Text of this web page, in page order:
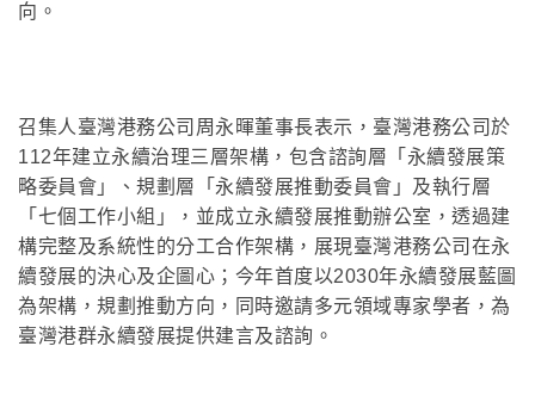
向。
召集人臺灣港務公司周永暉董事長表示，臺灣港務公司於
112年建立永續治理三層架構，包含諮詢層「永續發展策
略委員會」、規劃層「永續發展推動委員會」及執行層
「七個工作小組」，並成立永續發展推動辦公室，透過建
構完整及系統性的分工合作架構，展現臺灣港務公司在永
續發展的決心及企圖心；今年首度以2030年永續發展藍圖
為架構，規劃推動方向，同時邀請多元領域專家學者，為
臺灣港群永續發展提供建言及諮詢。